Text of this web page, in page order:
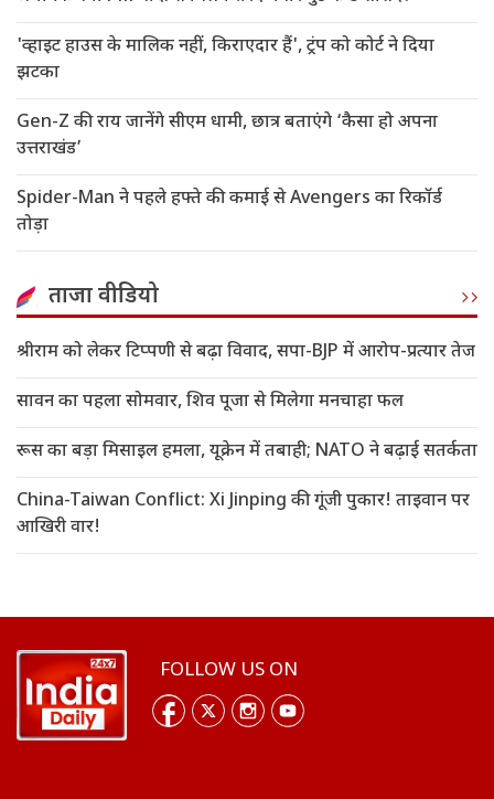
'व्हाइट हाउस के मालिक नहीं, किराएदार हैं', ट्रंप को कोर्ट ने दिया
झटका
Gen-Z की राय जानेंगे सीएम धामी, छात्र बताएंगे ‘कैसा हो अपना
उत्तराखंड’
Spider-Man ने पहले हफ्ते की कमाई से Avengers का रिकॉर्ड
तोड़ा
ताजा वीडियो
श्रीराम को लेकर टिप्पणी से बढ़ा विवाद, सपा-BJP में आरोप-प्रत्यार तेज
सावन का पहला सोमवार, शिव पूजा से मिलेगा मनचाहा फल
रूस का बड़ा मिसाइल हमला, यूक्रेन में तबाही; NATO ने बढ़ाई सतर्कता
China-Taiwan Conflict: Xi Jinping की गूंजी पुकार! ताइवान पर
आखिरी वार!
FOLLOW US ON